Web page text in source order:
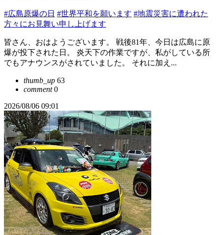
#広島原爆の日 #世界平和を願います #地震災害に遭われた
方々にお見舞い申し上げます
皆さん、おはようございます。 戦後81年、今日は広島に原
爆が投下された日。 炎天下の作業ですが、私がしている所
でもアナウンスがされていました。 それに加え...
thumb_up 63
comment0
2026/08/06 09:01